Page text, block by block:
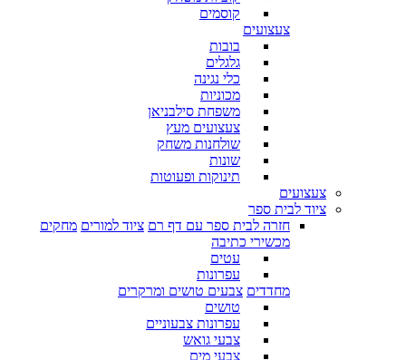
קוסמים
צעצועים
בובות
גלגלים
כלי נגינה
מכוניות
משפחת סילבניאן
צעצועים מעץ
שולחנות משחק
שונות
תינוקות ופעוטות
צעצועים
ציוד לבית ספר
חזרה לבית ספר עם דף רם ציוד למורים מחקים
מכשירי כתיבה
עטים
עפרונות
מחדדים צבעים טושים ומרקרים
טושים
עפרונות צבעוניים
צבעי גואש
צבעי מים